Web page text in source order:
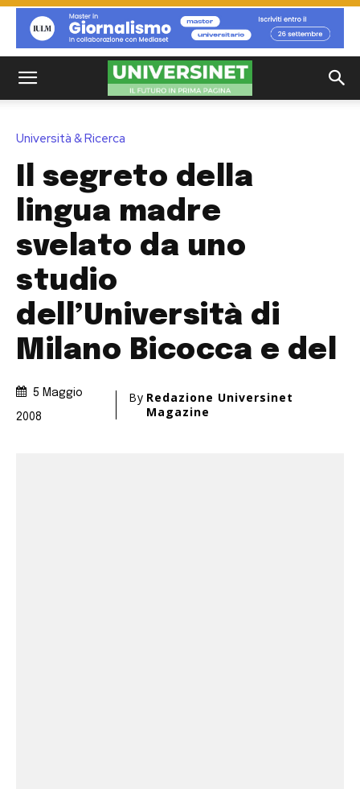
Università & Ricerca
Il segreto della
lingua madre
svelato da uno
studio
dell’Università di
Milano Bicocca e del
5 Maggio
2008
By Redazione Universinet
Magazine